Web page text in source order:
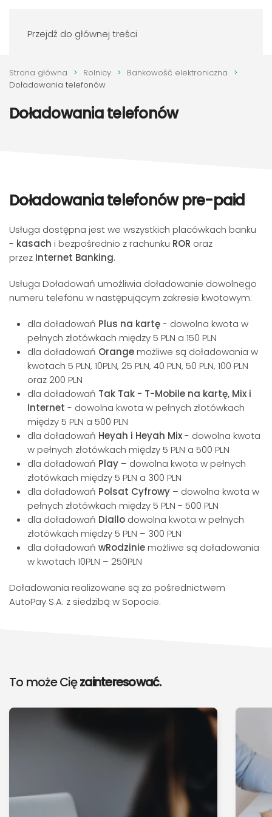
Przejdź do głównej treści
Strona główna Rolnicy
Bankowość elektroniczna
Doładowania telefonów
Doładowania telefonów
Doładowania telefonów pre-paid
Usługa dostępna jest we wszystkich placówkach banku
- kasach i bezpośrednio z rachunku ROR oraz
przez Internet Banking.
Usługa Doładowań umożliwia doładowanie dowolnego
numeru telefonu w następującym zakresie kwotowym:
dla doładowań Plus na kartę- dowolna kwota w
pełnych złotówkach między 5 PLN a 150 PLN
dla doładowań Orangemożliwe są doładowania w
kwotach 5 PLN, 10PLN, 25 PLN, 40 PLN, 50 PLN, 100 PLN
oraz 200 PLN
dla doładowań Tak Tak - T-Mobile na kartę, Mix i
Internet - dowolna kwota w pełnych złotówkach
między 5 PLN a 500 PLN
dla doładowań Heyah i Heyah Mix- dowolna kwota
w pełnych złotówkach między 5 PLN a 500 PLN
dla doładowań Play – dowolna kwota w pełnych
złotówkach między 5 PLN a 300 PLN
dla doładowań Polsat Cyfrowy – dowolna kwota w
pełnych złotówkach między 5 PLN - 500 PLN
dla doładowań Diallo dowolna kwota w pełnych
złotówkach między 5 PLN – 300 PLN
dla doładowań wRodziniemożliwe są doładowania
w kwotach 10PLN – 250PLN
Doładowania realizowane są za pośrednictwem
AutoPay S.A. z siedzibą w Sopocie.
To może Cięzainteresować.